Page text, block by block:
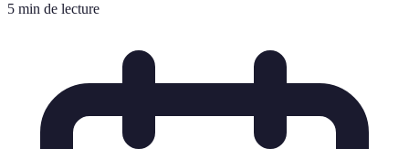
5 min de lecture